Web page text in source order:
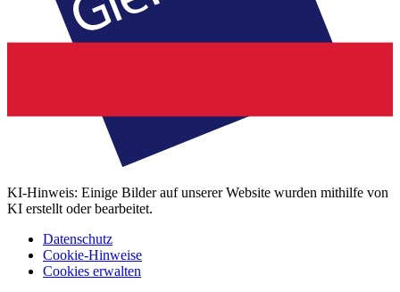
KI-Hinweis: Einige Bilder auf unserer Website wurden mithilfe von
KI erstellt oder bearbeitet.
Datenschutz
Cookie-Hinweise
Cookies erwalten